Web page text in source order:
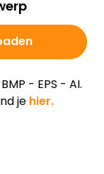
- EPS - AI.
je hier.